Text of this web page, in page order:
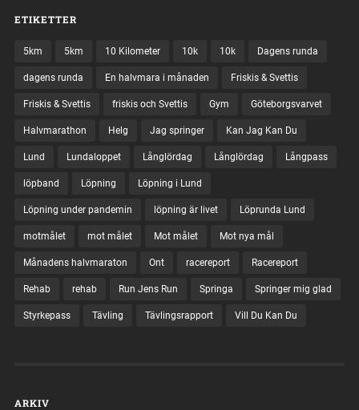
ETIKETTER
5km 5km 10 Kilometer 10k 10k Dagens runda
dagens runda En halvmara i månaden Friskis & Svettis
Friskis & Svettis friskis och Svettis Gym Göteborgsvarvet
Halvmarathon Helg Jag springer Kan Jag Kan Du
Lund Lundaloppet Långlördag Långlördag Långpass
löpband Löpning Löpning i Lund
Löpning under pandemin löpning är livet Löprunda Lund
motmålet mot målet Mot målet Mot nya mål
Månadens halvmaraton Ont racereport Racereport
Rehab rehab Run Jens Run Springa Springer mig glad
Styrkepass Tävling Tävlingsrapport Vill Du Kan Du
ARKIV